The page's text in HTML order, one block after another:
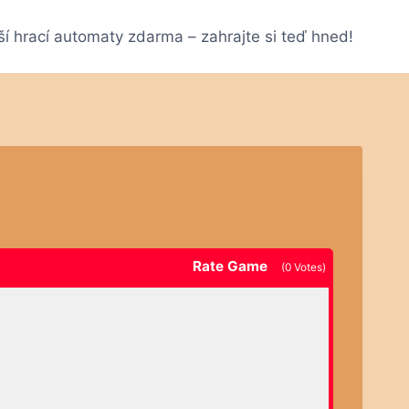
hrací automaty zdarma – zahrajte si teď hned!
Rate Game (0 Votes)